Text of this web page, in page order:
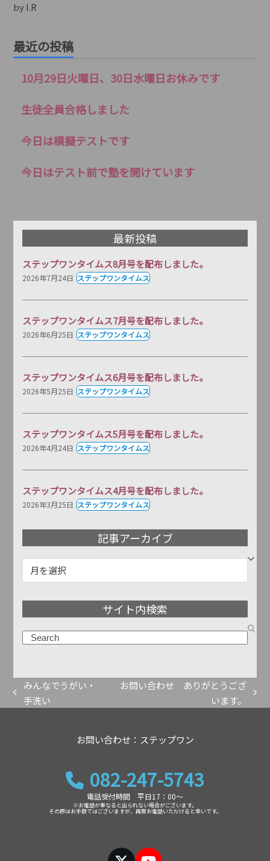
by I.R
最近の投稿
10月29日火曜日、30日水曜日お休みです
生徒全員合格しました
今日は模擬テストです
今日はテスト前で塾を開けています
最新投稿
ステップワンタイムス8月号を配布しました。
2026年7月24日 ステップワンタイムス
ステップワンタイムス7月号を配布しました。
2026年6月25日 ステップワンタイムス
ステップワンタイムス6月号を配布しました。
2026年5月25日 ステップワンタイムス
ステップワンタイムス5月号を配布しました。
2026年4月24日 ステップワンタイムス
ステップワンタイムス4月号を配布しました。
2026年3月25日 ステップワンタイムス
記事アーカイブ
事
サイト内検索
previous
みんなでうがい・
手洗い
お問い合わせ ありがとうござ
います。
お問い合わせ：ステップワン
082-247-5743
電話受付時間 平日17：00～
※お電話が重なると出られない場合がございます。
その際はお手数ではございますが、再度お電話いただけると幸いです。